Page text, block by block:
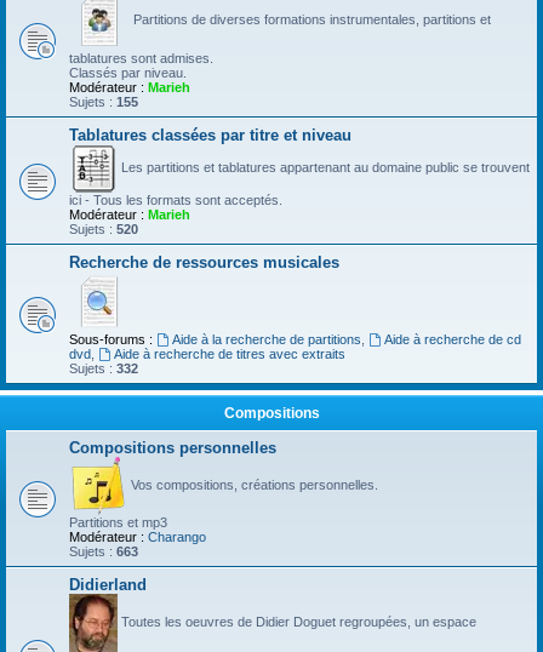
Partitions de diverses formations instrumentales, partitions et
tablatures sont admises.
Classés par niveau.
Modérateur : Marieh
Sujets : 155
Tablatures classées par titre et niveau
Les partitions et tablatures appartenant au domaine public se trouvent
ici - Tous les formats sont acceptés.
Modérateur : Marieh
Sujets : 520
Recherche de ressources musicales
Sous-forums : Aide à la recherche de partitions
Aide à recherche de cd
dvd
Aide à recherche de titres avec extraits
Sujets : 332
Compositions
Compositions personnelles
Vos compositions, créations personnelles.
Partitions et mp3
Modérateur : Charango
Sujets : 663
Didierland
Toutes les oeuvres de Didier Doguet regroupées, un espace